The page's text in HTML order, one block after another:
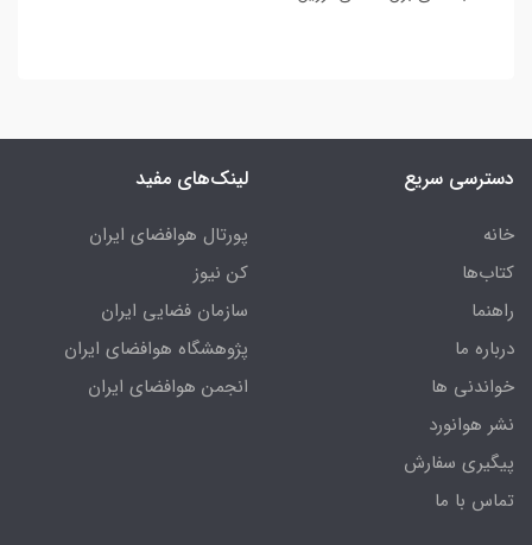
دسترسی سریع
خانه
کتاب‌ها
راهنما
درباره ما
خواندنی ها
نشر هوانورد
پیگیری سفارش
تماس با ما
لینک‌های مفید
پورتال هوافضای ایران
کن نیوز
سازمان فضایی ایران
پژوهشگاه هوافضای ایران
انجمن هوافضای ایران